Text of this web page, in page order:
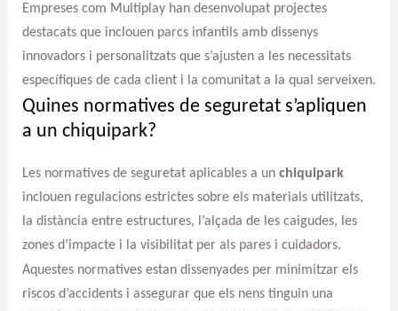
Empreses com Multiplay han desenvolupat projectes
destacats que inclouen parcs infantils amb dissenys
innovadors i personalitzats que s’ajusten a les necessitats
específiques de cada client i la comunitat a la qual serveixen.
Quines normatives de seguretat s’apliquen
a un chiquipark?
Les normatives de seguretat aplicables a un chiquipark
inclouen regulacions estrictes sobre els materials utilitzats,
la distància entre estructures, l’alçada de les caigudes, les
zones d’impacte i la visibilitat per als pares i cuidadors.
Aquestes normatives estan dissenyades per minimitzar els
riscos d’accidents i assegurar que els nens tinguin una